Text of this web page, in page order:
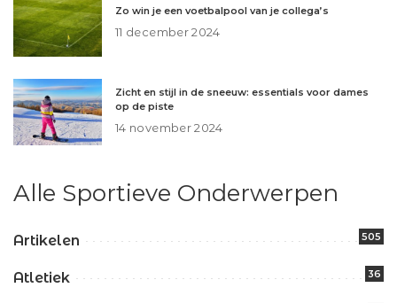
Zo win je een voetbalpool van je collega’s
11 december 2024
Zicht en stijl in de sneeuw: essentials voor dames
op de piste
14 november 2024
Alle Sportieve Onderwerpen
Artikelen 505
Atletiek 36